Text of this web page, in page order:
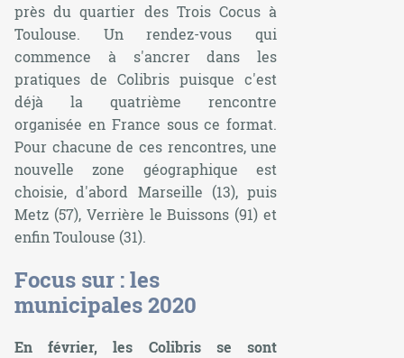
près du quartier des Trois Cocus à
Toulouse. Un rendez-vous qui
commence à s'ancrer dans les
pratiques de Colibris puisque c'est
déjà la quatrième rencontre
organisée en France sous ce format.
Pour chacune de ces rencontres, une
nouvelle zone géographique est
choisie, d'abord Marseille (13), puis
Metz (57), Verrière le Buissons (91) et
enfin Toulouse (31).
Focus sur : les
municipales 2020
En février, les Colibris se sont